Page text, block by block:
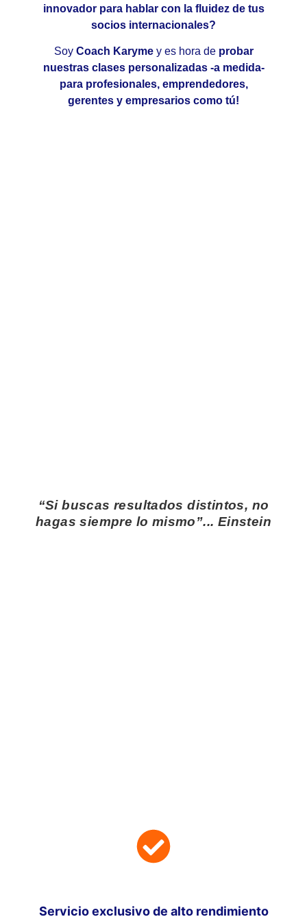
innovador para hablar con la fluidez de tus
socios internacionales?
Soy Coach Karyme y es hora de probar
nuestras clases personalizadas -a medida-
para profesionales, emprendedores,
gerentes y empresarios como tú!
“Si buscas resultados distintos, no
hagas siempre lo mismo”... Einstein
Servicio exclusivo de alto rendimiento